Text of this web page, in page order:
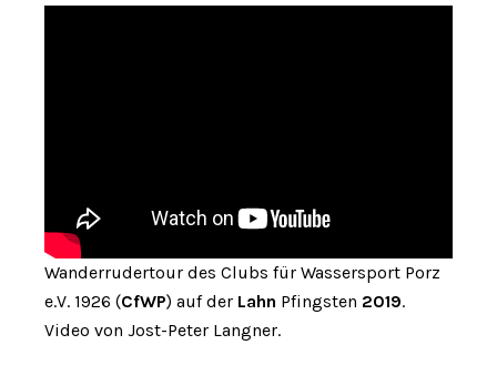
Wanderrudertour des Clubs für Wassersport Porz
e.V. 1926 (CfWP) auf der Lahn Pfingsten 2019.
Video von Jost-Peter Langner.